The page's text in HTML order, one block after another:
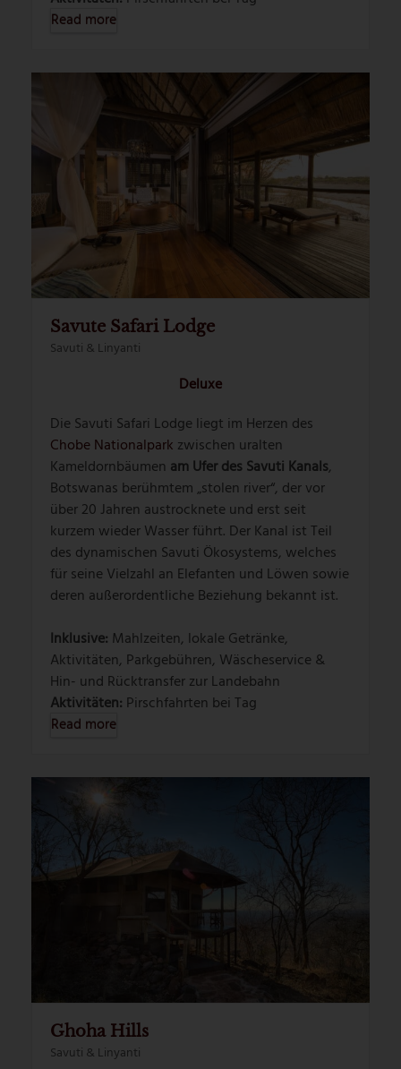
Read more
Savute Safari Lodge
Savuti & Linyanti
Deluxe
Die Savuti Safari Lodge liegt im Herzen des
Chobe Nationalpark zwischen uralten
Kameldornbäumen am Ufer des Savuti Kanals,
Botswanas berühmtem „stolen river“, der vor
über 20 Jahren austrocknete und erst seit
kurzem wieder Wasser führt. Der Kanal ist Teil
des dynamischen Savuti Ökosystems, welches
für seine Vielzahl an Elefanten und Löwen sowie
deren außerordentliche Beziehung bekannt ist.
Inklusive: Mahlzeiten, lokale Getränke,
Aktivitäten, Parkgebühren, Wäscheservice &
Hin- und Rücktransfer zur Landebahn
Aktivitäten: Pirschfahrten bei Tag
Read more
Ghoha Hills
Savuti & Linyanti